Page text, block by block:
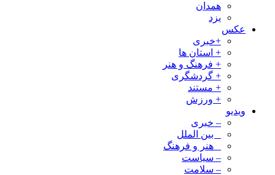
همدان
یزد
عکس
+خبری
+ استان ها
+ فرهنگ و هنر
+ گردشگری
+ مستند
+ ورزش
ویدیو
– خبری
_ بین الملل
_ هنر و فرهنگ
– سیاست
– سلامت